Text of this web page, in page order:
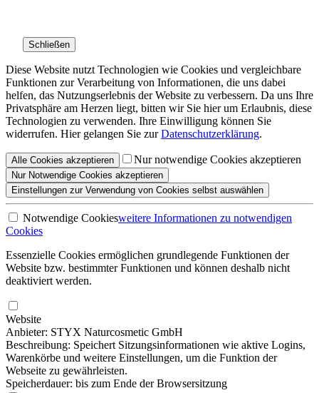
Schließen
Diese Website nutzt Technologien wie Cookies und vergleichbare
Funktionen zur Verarbeitung von Informationen, die uns dabei
helfen, das Nutzungserlebnis der Website zu verbessern. Da uns Ihre
Privatsphäre am Herzen liegt, bitten wir Sie hier um Erlaubnis, diese
Technologien zu verwenden. Ihre Einwilligung können Sie
widerrufen. Hier gelangen Sie zurDatenschutzerklärung.
Alle Cookies akzeptieren Nur notwendige Cookies akzeptieren
Nur Notwendige Cookies akzeptieren
Einstellungen zur Verwendung von Cookies selbst auswählen
Notwendige Cookiesweitere Informationen zu notwendigen
Cookies
Essenzielle Cookies ermöglichen grundlegende Funktionen der
Website bzw. bestimmter Funktionen und können deshalb nicht
deaktiviert werden.
Website
Anbieter: STYX Naturcosmetic GmbH
Beschreibung: Speichert Sitzungsinformationen wie aktive Logins,
Warenkörbe und weitere Einstellungen, um die Funktion der
Webseite zu gewährleisten.
Speicherdauer: bis zum Ende der Browsersitzung